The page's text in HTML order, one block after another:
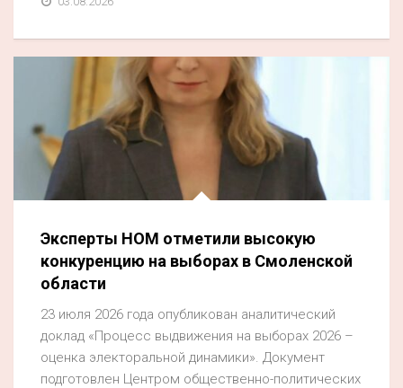
Эксперты НОМ отметили высокую
конкуренцию на выборах в Смоленской
области
23 июля 2026 года опубликован аналитический
доклад «Процесс выдвижения на выборах 2026 –
оценка электоральной динамики». Документ
подготовлен Центром общественно-политических